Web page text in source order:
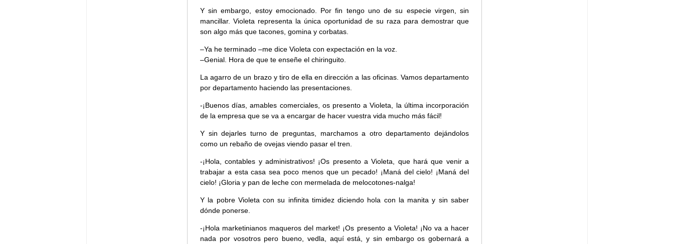
Y sin embargo, estoy emocionado. Por fin tengo uno de su especie virgen, sin
mancillar. Violeta representa la única oportunidad de su raza para demostrar que
son algo más que tacones, gomina y corbatas.
–Ya he terminado –me dice Violeta con expectación en la voz.
–Genial. Hora de que te enseñe el chiringuito.
La agarro de un brazo y tiro de ella en dirección a las oficinas. Vamos departamento
por departamento haciendo las presentaciones.
-¡Buenos días, amables comerciales, os presento a Violeta, la última incorporación
de la empresa que se va a encargar de hacer vuestra vida mucho más fácil!
Y sin dejarles turno de preguntas, marchamos a otro departamento dejándolos
como un rebaño de ovejas viendo pasar el tren.
-¡Hola, contables y administrativos! ¡Os presento a Violeta, que hará que venir a
trabajar a esta casa sea poco menos que un pecado! ¡Maná del cielo! ¡Maná del
cielo! ¡Gloria y pan de leche con mermelada de melocotones-nalga!
Y la pobre Violeta con su infinita timidez diciendo hola con la manita y sin saber
dónde ponerse.
-¡Hola marketinianos maqueros del market! ¡Os presento a Violeta! ¡No va a hacer
nada por vosotros pero bueno, vedla, aquí está, y sin embargo os gobernará a